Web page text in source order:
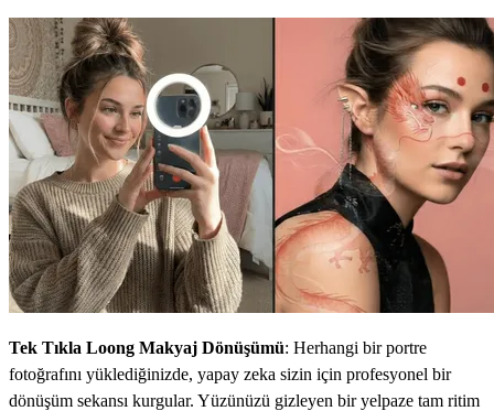
Tek Tıkla Loong Makyaj Dönüşümü: Herhangi bir portre
fotoğrafını yüklediğinizde, yapay zeka sizin için profesyonel bir
dönüşüm sekansı kurgular. Yüzünüzü gizleyen bir yelpaze tam ritim